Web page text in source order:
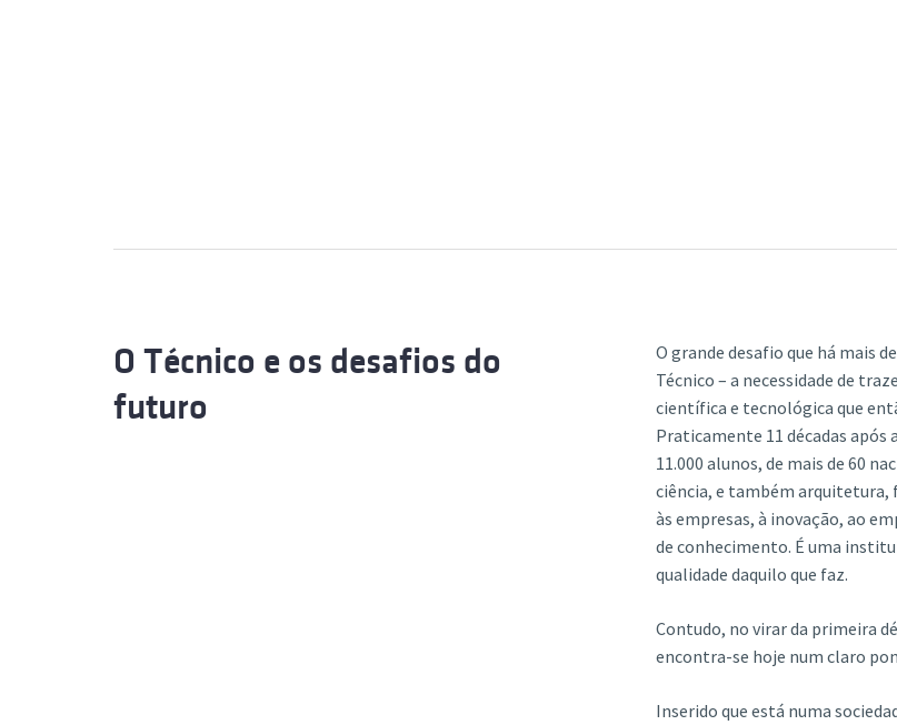
O Técnico e os desafios do
futuro
O grande desafio que há mais
Técnico – a necessidade de
científica e tecnológica que
Praticamente 11 décadas após
11.000 alunos, de mais de 60
ciência, e também
às empresas, à inovação, ao
de conhecimento. É uma
qualidade daquilo que faz.
Contudo, no virar da primeira
encontra-se hoje num claro
Inserido que está numa